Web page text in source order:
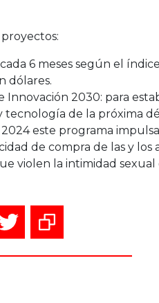
6 meses según el
dólares.
Innovación 2030: para
tecnología de la próxima
este programa
de compra de las y los
violen la intimidad sexual